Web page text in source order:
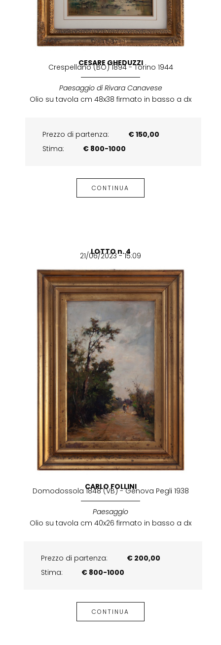
CESARE GHEDUZZI
Crespellano (BO) 1894 - Torino 1944
Paesaggio di Rivara Canavese
Olio su tavola cm 48x38 firmato in basso a dx
Prezzo di partenza:
€ 150,00
Stima:
€ 800-1000
CONTINUA
LOTTO n. 4
21/06/2023 - 15:09
CARLO FOLLINI
Domodossola 1848 (VB) - Genova Pegli 1938
Paesaggio
Olio su tavola cm 40x26 firmato in basso a dx
Prezzo di partenza:
€ 200,00
Stima:
€ 800-1000
CONTINUA